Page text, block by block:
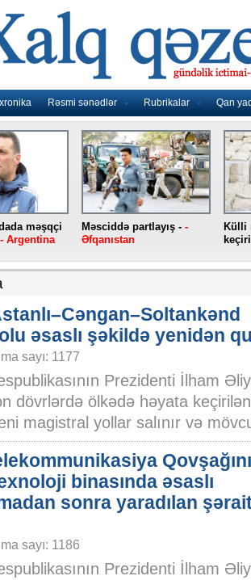
Rəsmi sənədlər Rubrikalar Qan
qarət edilib --
Yeni “iPhone”
smartfonları -
əsaslı şəkildə yenidən
sayı: 1177
Prezidenti İlham
dövrlərdə ölkədə həyata
magistral yollar salınır və
binasında əsaslı
sonra yaradılan
sayı: 1186
Prezidenti İlham